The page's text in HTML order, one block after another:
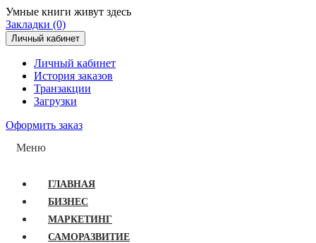
Умные книги живут здесь
Закладки (0)
Личный кабинет
Личный кабинет
История заказов
Транзакции
Загрузки
Оформить заказ
Меню
ГЛАВНАЯ
БИЗНЕС
МАРКЕТИНГ
САМОРАЗВИТИЕ